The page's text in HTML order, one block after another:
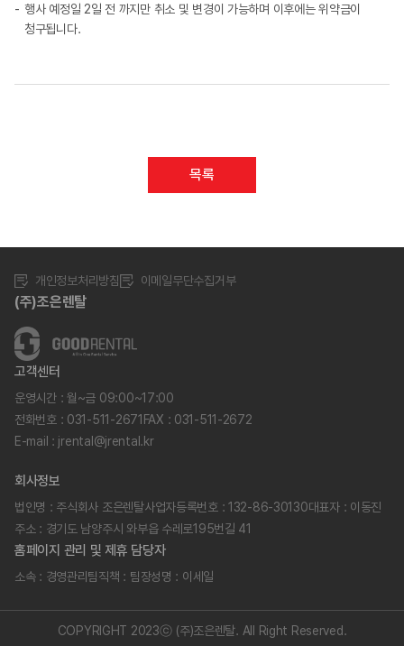
행사 예정일 2일 전 까지만 취소 및 변경이 가능하며 이후에는 위약금이
청구됩니다.
목록
(주)조은렌탈
개인정보처리방침 이메일무단수집거부
고객센터
운영시간 : 월~금 09:00~17:00
전화번호 : 031-511-2671FAX : 031-511-2672
E-mail : jrental@jrental.kr
회사정보
법인명 : 주식회사 조은렌탈사업자등록번호 : 132-86-30130대표자 : 이동진
주소 : 경기도 남양주시 와부읍 수레로195번길 41
홈페이지 관리 및 제휴 담당자
소속 : 경영관리팀직책 : 팀장성명 : 이세일
COPYRIGHT 2023ⓒ (주)조은렌탈. All Right Reserved.